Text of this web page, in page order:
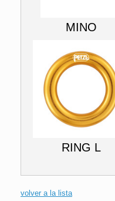
MINO
RING L
volver a la lista